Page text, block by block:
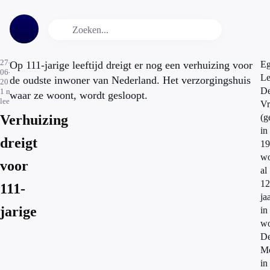
27-
06-
2014
1 min.
leestijd
Verhuizing
dreigt
voor
111-
jarige
Op 111-jarige leeftijd dreigt er nog een verhuizing voor
de oudste inwoner van Nederland. Het verzorgingshuis
waar ze woont, wordt gesloopt.
in
al
in
in